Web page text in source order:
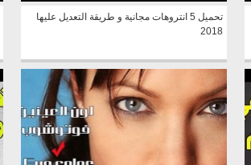
تحميل 5 انتروهات مجانية و طريقة التعديل عليها
2018